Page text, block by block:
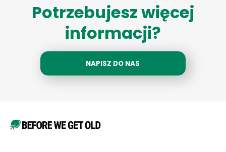
Potrzebujesz więcej
informacji?
NAPISZ DO NAS